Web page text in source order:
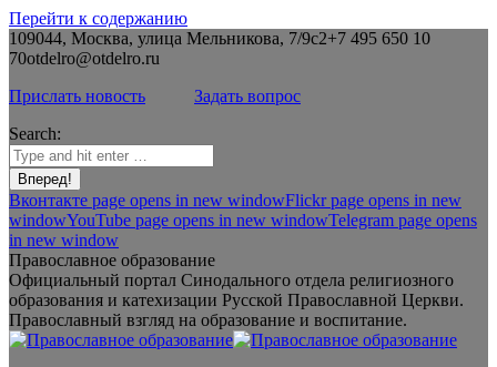
Перейти к содержанию
109044, Москва, улица Мельникова, 7/9с2+7 495 650 10
70otdelro@otdelro.ru
Прислать новость
Задать вопрос
Search:
Вконтакте page opens in new windowFlickr page opens in new
windowYouTube page opens in new windowTelegram page opens
in new window
Православное образование
Официальный портал Синодального отдела религиозного
образования и катехизации Русской Православной Церкви.
Православный взгляд на образование и воспитание.